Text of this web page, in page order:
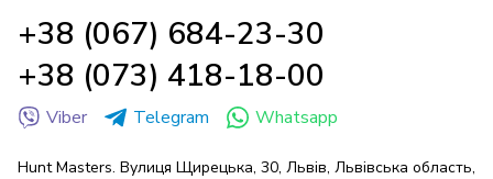
+38 (067) 684-23-30
+38 (073) 418-18-00
Viber Telegram Whatsapp
Hunt Masters. Вулиця Щирецька, 30, Львів, Львівська область,